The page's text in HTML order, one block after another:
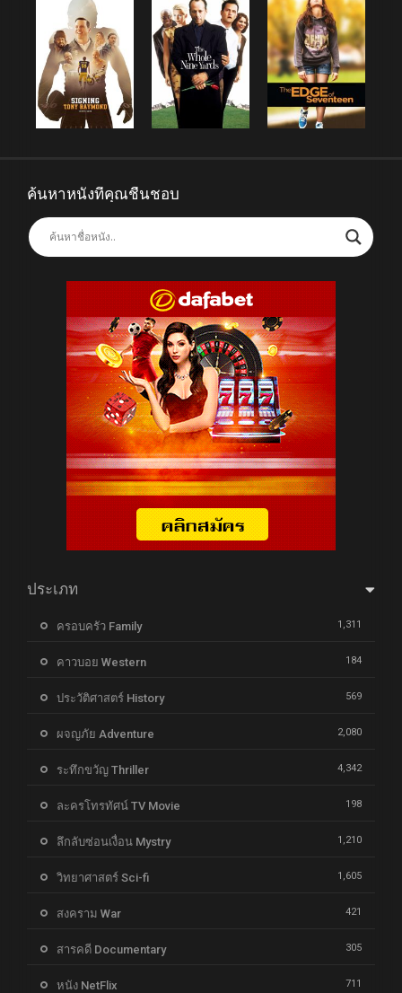
ค้นหาหนังที่คุณชื่นชอบ
ประเภท
ครอบครัว Family 1,311
คาวบอย Western 184
ประวัติศาสตร์ History 569
ผจญภัย Adventure 2,080
ระทึกขวัญ Thriller 4,342
ละครโทรทัศน์ TV Movie 198
ลึกลับซ่อนเงื่อน Mystry 1,210
วิทยาศาสตร์ Sci-fi 1,605
สงคราม War 421
สารคดี Documentary 305
หนัง NetFlix 711